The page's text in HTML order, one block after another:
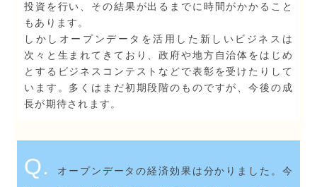
投資を行い、その結果が出るまでに時間がかかること
もあります。
しかしオープンデータを活用した新しいビジネスは
次々と生まれてきており、政府や地方自治体をはじめ
とするビジネスコンテストなどで表彰を受けたりして
います。多くはまだ初期段階のものですが、今後の成
長が期待されます。
Q.
オープンデータの経済効果は分かりました。今